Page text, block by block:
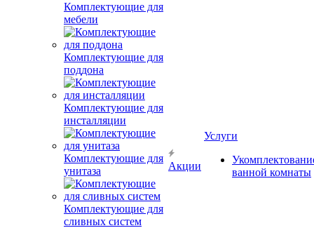
Комплектующие для
мебели
Комплектующие для
поддона
Комплектующие для
инсталляции
Комплектующие для
унитаза
Комплектующие для
сливных систем
Акции
Услуги
ванной комнаты